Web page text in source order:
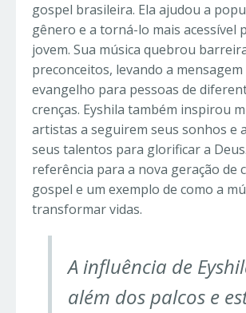
gospel brasileira. Ela ajudou a
gênero e a torná-lo mais acessível
jovem. Sua música quebrou
preconceitos, levando a mensagem
evangelho para pessoas de
crenças. Eyshila também inspirou
artistas a seguirem seus sonhos e
seus talentos para glorificar a
referência para a nova geração de
gospel e um exemplo de como a
transformar vidas.
A influência de
além dos palcos e